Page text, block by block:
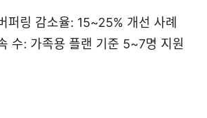
퍼링 감소율: 15~25% 개선 사례
수: 가족용 플랜 기준 5~7명 지원